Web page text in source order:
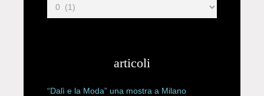
articoli
“Dalì e la Moda” una mostra a Milano